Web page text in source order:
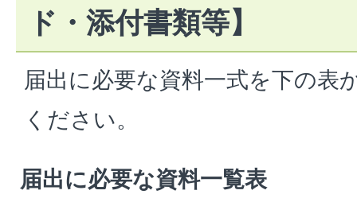
ド・添付書類等】
届出に必要な資料一式を下の表
ください。
届出に必要な資料一覧表